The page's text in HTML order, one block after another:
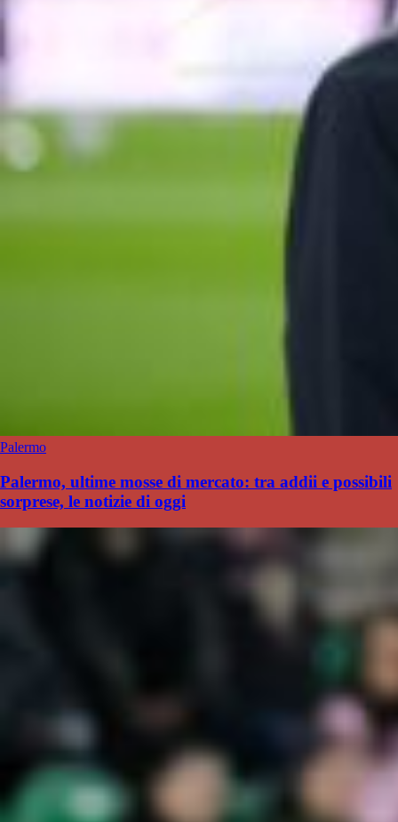
Palermo
Palermo, ultime mosse di mercato: tra addii e possibili
sorprese, le notizie di oggi